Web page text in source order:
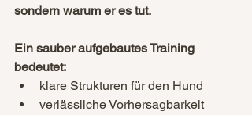
sondern warum er es tut.
Ein sauber aufgebautes Training
bedeutet:
klare Strukturen für den Hund
verlässliche Vorhersagbarkeit